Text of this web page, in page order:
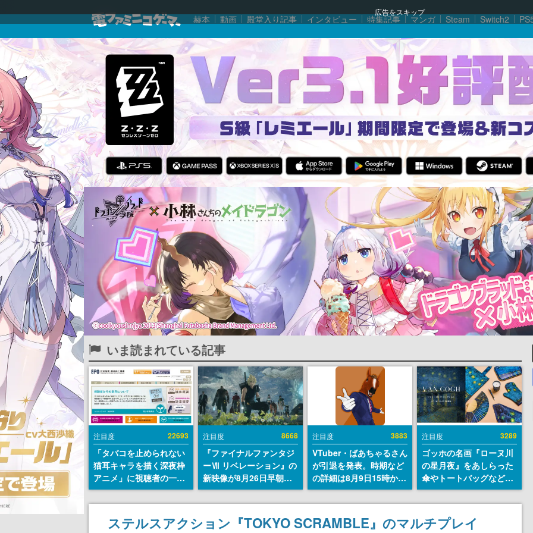
広告をスキップ
赫本 動画 殿堂入り記事 インタビュー 特集記事 マンガ Steam Switch2
いま読まれている記事
注目度 22693
「タバコを止められない
猫耳キャラを描く深夜枠
アニメ」に視聴者の一部
から批判意見。違法薬物
の使用と思しき描写も含
めて、BPOが議論を交わ
注目度 8668
『ファイナルファンタジ
ーⅦ リベレーション』の
新映像が8月26日早朝に
公開へ。『FF7』リメイ
クシリーズの完結編、
「gamescom」のオープ
ニングナイトライブにて
注目度 3883
VTuber・ばあちゃるさん
が引退を発表。時期など
の詳細は8月9日15時から
の配信で説明
注目度 3289
ゴッホの名画『ローヌ川
の星月夜』をあしらった
傘やトートバッグなどが
登場。8月7日21時より2
日間限定で予約販売
ステルスアクション『TOKYO SCRAMBLE』のマルチプレイ